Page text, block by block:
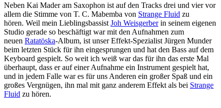
Neben Kai Mader am Saxophon ist auf den Tracks drei und vier vor
allem die Stimme von T. C. Mabemba von Strange Fluid zu
hören. Weil mein Lieblingsbassist Joh Weisgerberin seinem eigenen
Studio gerade so beschäftigt war mit den Aufnahmen zum
neuen Ratatöska-Album, ist unser Effekt-Spezialist Jürgen Munder
beim letzten Stück für ihn eingesprungen und hat den Bass auf dem
Keyboard gespielt. So weit ich weiß war das für ihn das erste Mal
überhaupt, dass er auf einer Aufnahme ein Instrument gespielt hat,
und in jedem Falle war es für uns Anderen ein großer Spaß und ein
großes Vergnügen, ihn mal mit ganz anderem Effekt als bei Strange
Fluid zu hören.